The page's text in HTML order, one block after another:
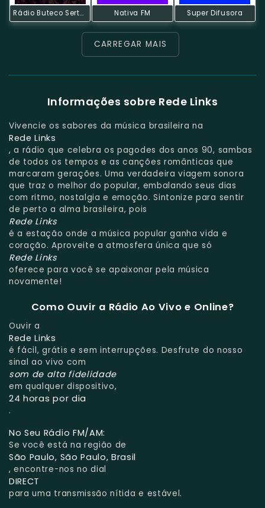
Rádio Buteco Sertanejo Nativa FM Super Difusora
CARREGAR MAIS
Informações sobre Rede Links
Vivencie os sabores da música brasileira na
Rede Links
, a rádio que celebra os pagodes dos anos 90, sambas
de todos os tempos e as canções românticas que
marcaram gerações. Uma verdadeira viagem sonora
que traz o melhor do popular, embalando seus dias
com ritmo, nostalgia e emoção. Sintonize para sentir
de perto a alma brasileira, pois
Rede Links
é a estação onde a música popular ganha vida e
coração. Aproveite a atmosfera única que só
Rede Links
oferece para você se apaixonar pela música
novamente!
Como Ouvir a Rádio Ao Vivo e Online?
Ouvir a
Rede Links
é fácil, grátis e sem interrupções. Desfrute do nosso
sinal ao vivo com
som de alta fidelidade
em qualquer dispositivo,
24 horas por dia
.
No Seu Rádio FM/AM:
Se você está na região de
São Paulo, São Paulo, Brasil
, encontre-nos no dial
DIRECT
para uma transmissão nítida e estável.